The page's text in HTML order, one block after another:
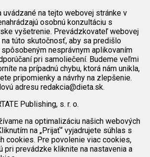
uvádzané na tejto webovej stránke v
osobnú konzultáciu s
vyšetrenie. Prevádzkovateľ webovej
túto skutočnosť, aby sa predišlo
nesprávnym aplikovaním
pri samoliečení. Budeme veľmi
na prípadnú chybu, ktorá nám unikla,
pripomienky a návrhy na zlepšenie.
adresu redakcia@dieta.sk.
Publishing, s. r. o.
na optimalizáciu našich webových
na „Prijať“ vyjadrujete súhlas s
cookies. Pre povolenie viac cookies,
pri prevádzke kliknite na nastavenia a